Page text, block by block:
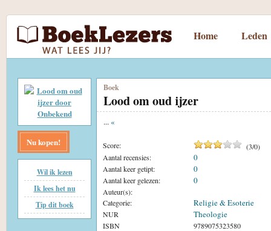
Home Leden
Nu kopen!
Wil ik lezen
Ik lees het nu
Tip dit boek
Boek
Lood om oud ijzer
... «
Score: (3/0)
Aantal recensies:
0
Aantal keer getipt: 0
Aantal keer gelezen: 0
Auteur(s):
Categorie:
Religie & Esoterie
NUR Theologie
ISBN 9789075323580